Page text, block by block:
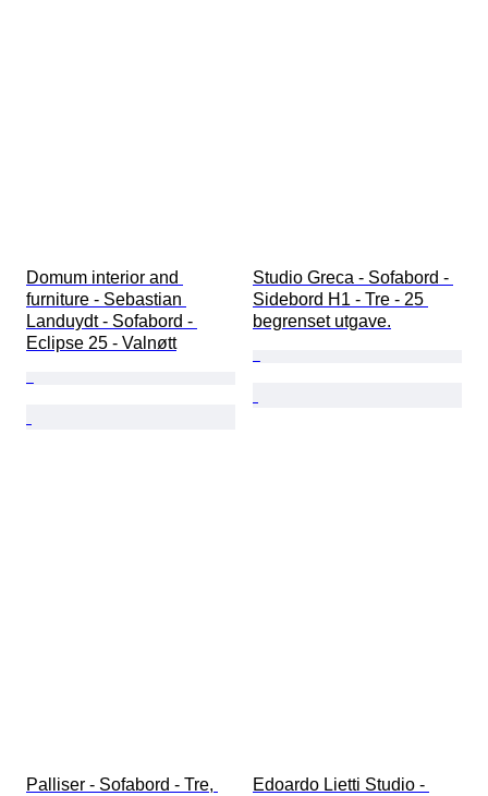
Domum interior and
furniture - Sebastian
Landuydt - Sofabord -
Eclipse 25 - Valnøtt
Studio Greca - Sofabord -
Sidebord H1 - Tre - 25
begrenset utgave.
Palliser - Sofabord - Tre,
Edoardo Lietti Studio -